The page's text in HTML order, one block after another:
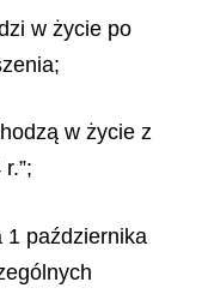
w życie po
w życie z
1 października